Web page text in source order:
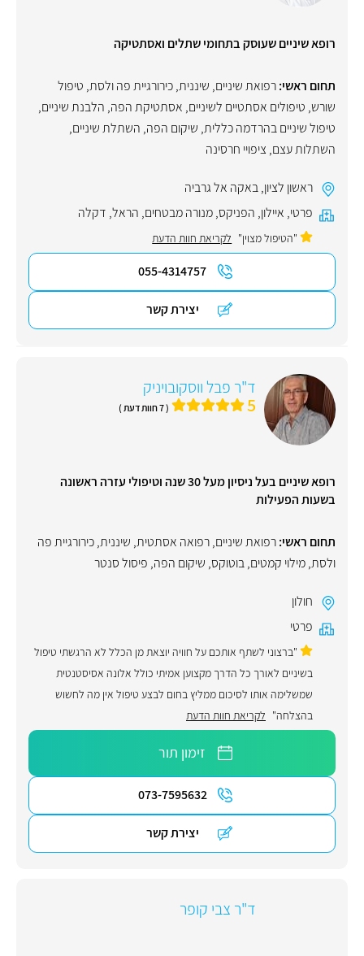
רופא שיניים שעוסק בתחומי שתלים ואסתטיקה
תחום ראשי:רפואת שיניים, שיננית,כירורגיית פה ולסת, טיפול
שורש, טיפולים אסתטיים לשיניים, אסתטיקת הפה, הלבנת שיניים,
טיפול שיניים בהרדמה כללית, שיקום הפה, השתלת שיניים,
השתלות עצם, ציפויי חרסינה
ראשון לציון,באקה אל גרביה
פרטי, איילון, הפניקס,מנורה מבטחים, הראל, דקלה
"הטיפול מצוין" לקריאת חוות הדעת
055-4314757
יצירת קשר
ד"ר פבל ווסקובויניק
5 ( 7 חוות דעת )
רופא שיניים בעל ניסיון מעל 30 שנה וטיפולי עזרה ראשונה
בשעות הפעילות
תחום ראשי:רפואת שיניים,רפואה אסתטית, שיננית,כירורגיית פה
ולסת,מילוי קמטים,בוטוקס, שיקום הפה, פיסול סנטר
חולון
פרטי
"ברצוני לשתף אותכם על חוויה יוצאת מן הכלל לא הרגשתי טיפול
בשיניים לאורך כל הדרך מקצוען אמיתי כולל אלונה אסיסטנטית
שמשלימה אותו לסיכום ממליץ בחום לבצע טיפול אין מה לחשוש
בהצלחה" לקריאת חוות הדעת
זימון תור
073-7595632
יצירת קשר
ד"ר צבי קופר